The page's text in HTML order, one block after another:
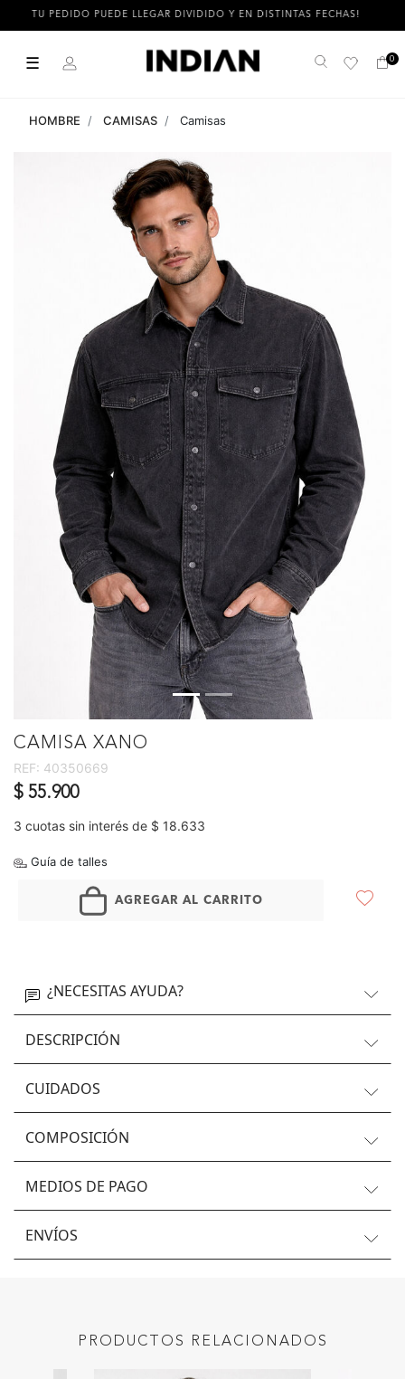
TU PEDIDO PUEDE LLEGAR DIVIDIDO Y EN DISTINTAS FECHAS!
☰ Buscar 0
HOMBRE CAMISAS Camisas
CAMISA XANO
REF: 40350669
$ 55.900
3 cuotas sin interés de $ 18.633
Guía de talles
AGREGAR AL CARRITO
¿NECESITAS AYUDA?
DESCRIPCIÓN
CUIDADOS
COMPOSICIÓN
MEDIOS DE PAGO
ENVÍOS
PRODUCTOS RELACIONADOS